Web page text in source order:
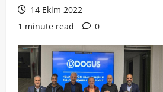
14 Ekim 2022
1 minute read
0